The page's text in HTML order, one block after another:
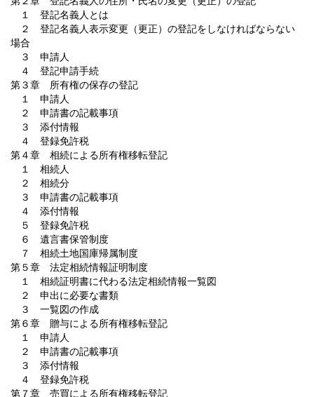
１ 登記名義人とは
２ 登記名義人表示変更（更正）の登記をしなければならない
場合
３ 申請人
４ 登記申請手続
第３章 所有権の保存の登記
１ 申請人
２ 申請書の記載事項
３ 添付情報
４ 登録免許税
第４章 相続による所有権移転登記
１ 相続人
２ 相続分
３ 申請書の記載事項
４ 添付情報
５ 登録免許税
６ 遺言書保管制度
７ 相続土地国庫帰属制度
第５章 法定相続情報証明制度
１ 相続証明書に代わる法定相続情報一覧図
２ 申出に必要な書類
３ 一覧図の作成
第６章 贈与による所有権移転登記
１ 申請人
２ 申請書の記載事項
３ 添付情報
４ 登録免許税
第７章 売買による所有権移転登記